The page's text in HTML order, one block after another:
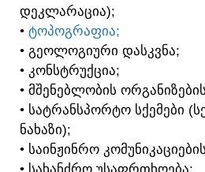
ᲓᲔᲙᲚᲐᲠᲐᲪᲘᲐ);
• ᲢᲝᲞᲝᲒᲠᲐᲤᲘᲐ;
• ᲒᲔᲝᲚᲝᲒᲘᲣᲠᲘ ᲓᲐᲡᲙᲕᲜᲐ;
• ᲙᲝᲜᲡᲢᲠᲣᲥᲪᲘᲐ;
• ᲛᲨᲔᲜᲔᲑᲚᲝᲑᲘᲡ
• ᲡᲐᲢᲠᲐᲜᲡᲞᲝᲠᲢᲝ ᲡᲥᲔᲛᲔᲑᲘ
ᲜᲐᲮᲐᲖᲘ);
• ᲡᲐᲘᲜᲟᲘᲜᲠᲝ
• ᲡᲐᲮᲐᲜᲫᲠᲝ ᲣᲡᲐᲤᲠᲗᲮᲝᲔᲑᲐ;